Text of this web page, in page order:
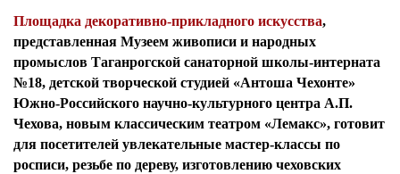
Площадка декоративно-прикладного искусства,
представленная Музеем живописи и народных
промыслов Таганрогской санаторной школы-интерната
№18, детской творческой студией «Антоша Чехонте»
Южно-Российского научно-культурного центра А.П.
Чехова, новым классическим театром «Лемакс», готовит
для посетителей увлекательные мастер-классы по
росписи, резьбе по дереву, изготовлению чеховских